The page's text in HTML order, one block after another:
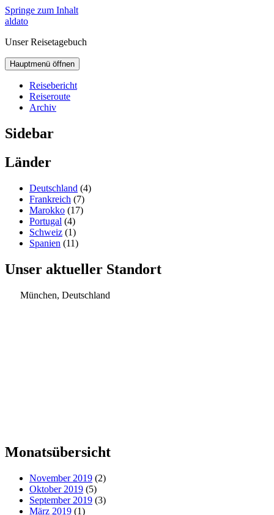
Springe zum Inhalt
aldato
Unser Reisetagebuch
Hauptmenü öffnen
Reisebericht
Reiseroute
Archiv
Sidebar
Länder
Deutschland (4)
Frankreich (7)
Marokko (17)
Portugal (4)
Schweiz (1)
Spanien (11)
Unser aktueller Standort
München, Deutschland
Monatsübersicht
November 2019 (2)
Oktober 2019 (5)
September 2019 (3)
März 2019 (1)